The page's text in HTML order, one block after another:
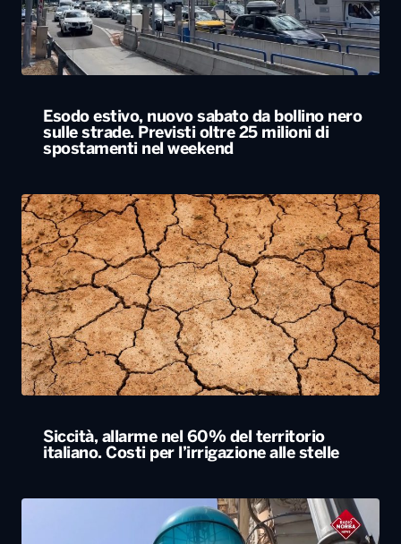
Esodo estivo, nuovo sabato da bollino nero
sulle strade. Previsti oltre 25 milioni di
spostamenti nel weekend
Siccità, allarme nel 60% del territorio
italiano. Costi per l’irrigazione alle stelle